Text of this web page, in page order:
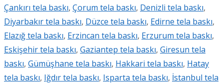
Çankırı tela baskı, Çorum tela baskı, Denizli tela baskı,
Diyarbakır tela baskı, Düzce tela baskı, Edirne tela baskı,
Elazığ tela baskı, Erzincan tela baskı, Erzurum tela baskı,
Eskişehir tela baskı, Gaziantep tela baskı, Giresun tela
baskı, Gümüşhane tela baskı, Hakkari tela baskı, Hatay
tela baskı, Iğdır tela baskı, Isparta tela baskı, İstanbul tela